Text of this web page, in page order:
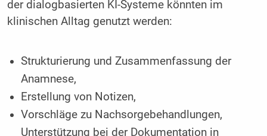
der dialogbasierten KI-Systeme könnten im
klinischen Alltag genutzt werden:
Strukturierung und Zusammenfassung der
Anamnese,
Erstellung von Notizen,
Vorschläge zu Nachsorgebehandlungen,
Unterstützung bei der Dokumentation in